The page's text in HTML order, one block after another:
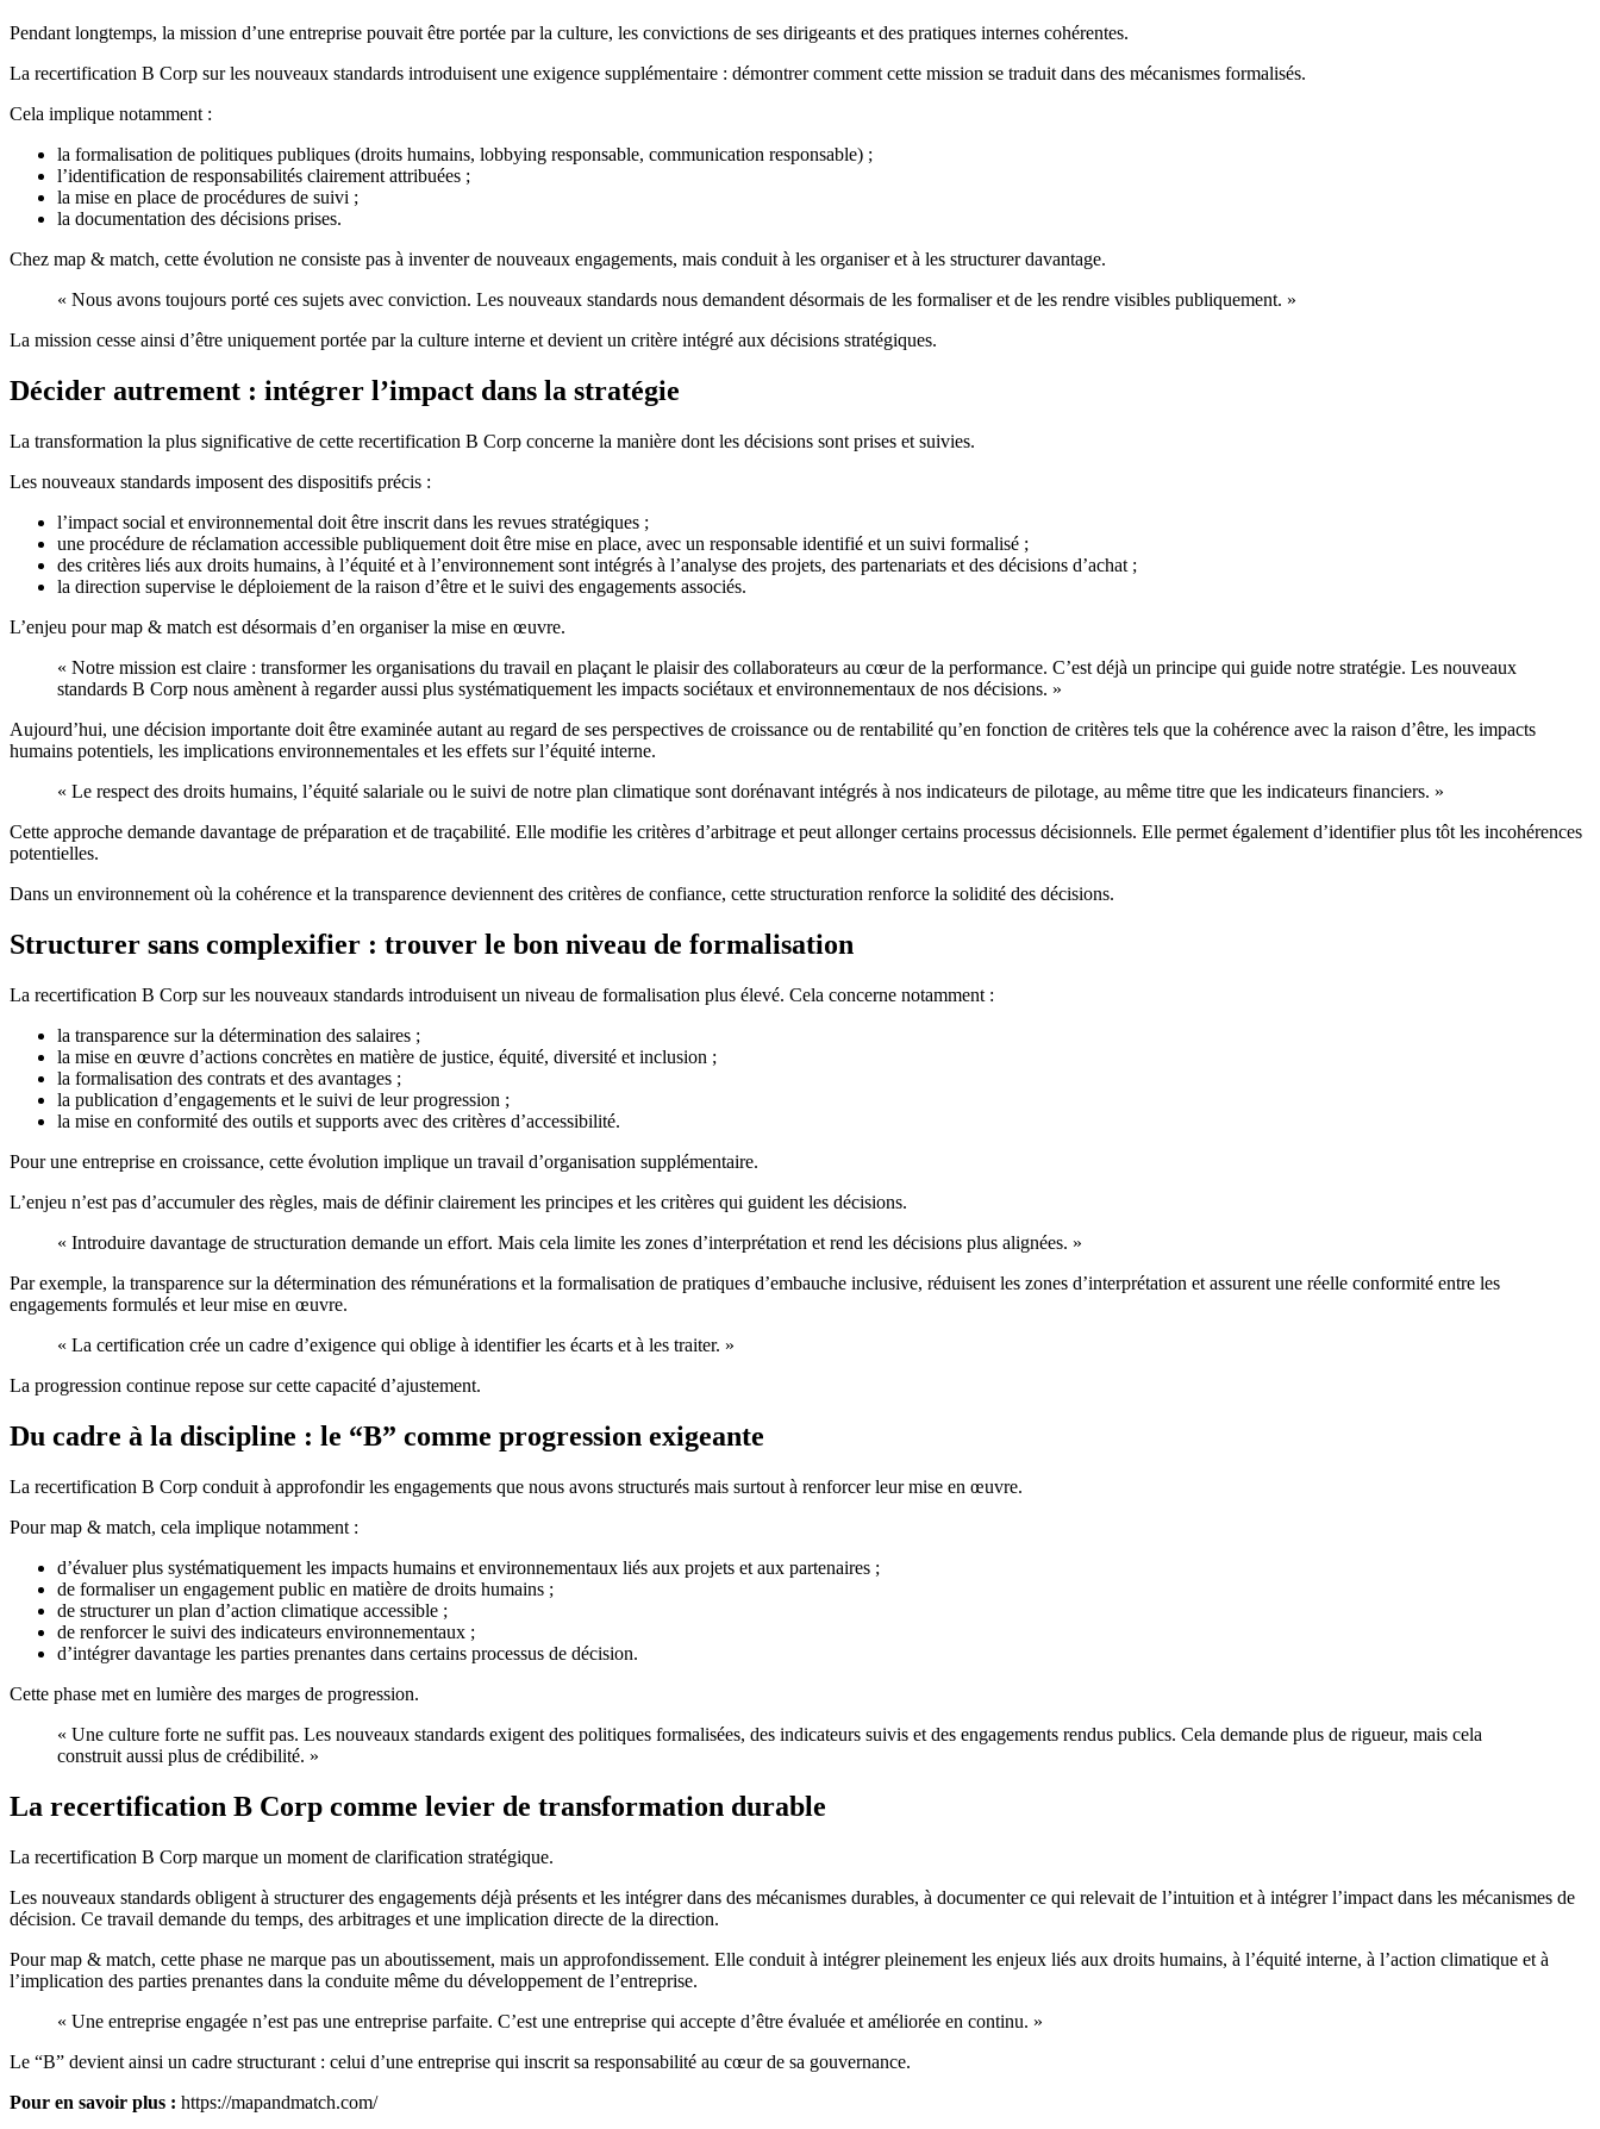
Pendant longtemps, la mission d’une entreprise pouvait être portée par la culture, les convictions de ses dirigeants et des pratiques internes cohérentes.
La recertification B Corp sur les nouveaux standards introduisent une exigence supplémentaire : démontrer comment cette mission se traduit dans des mécanismes formalisés.
Cela implique notamment :
la formalisation de politiques publiques (droits humains, lobbying responsable, communication responsable) ;
l’identification de responsabilités clairement attribuées ;
la mise en place de procédures de suivi ;
la documentation des décisions prises.
Chez map & match, cette évolution ne consiste pas à inventer de nouveaux engagements, mais conduit à les organiser et à les structurer davantage.
« Nous avons toujours porté ces sujets avec conviction. Les nouveaux standards nous demandent désormais de les formaliser et de les rendre visibles publiquement. »
La mission cesse ainsi d’être uniquement portée par la culture interne et devient un critère intégré aux décisions stratégiques.
Décider autrement : intégrer l’impact dans la stratégie
La transformation la plus significative de cette recertification B Corp concerne la manière dont les décisions sont prises et suivies.
Les nouveaux standards imposent des dispositifs précis :
l’impact social et environnemental doit être inscrit dans les revues stratégiques ;
une procédure de réclamation accessible publiquement doit être mise en place, avec un responsable identifié et un suivi formalisé ;
des critères liés aux droits humains, à l’équité et à l’environnement sont intégrés à l’analyse des projets, des partenariats et des décisions d’achat ;
la direction supervise le déploiement de la raison d’être et le suivi des engagements associés.
L’enjeu pour map & match est désormais d’en organiser la mise en œuvre.
« Notre mission est claire : transformer les organisations du travail en plaçant le plaisir des collaborateurs au cœur de la performance. C’est déjà un principe qui guide notre stratégie. Les nouveaux
standards B Corp nous amènent à regarder aussi plus systématiquement les impacts sociétaux et environnementaux de nos décisions. »
Aujourd’hui, une décision importante doit être examinée autant au regard de ses perspectives de croissance ou de rentabilité qu’en fonction de critères tels que la cohérence avec la raison d’être, les impacts
humains potentiels, les implications environnementales et les effets sur l’équité interne.
« Le respect des droits humains, l’équité salariale ou le suivi de notre plan climatique sont dorénavant intégrés à nos indicateurs de pilotage, au même titre que les indicateurs financiers. »
Cette approche demande davantage de préparation et de traçabilité. Elle modifie les critères d’arbitrage et peut allonger certains processus décisionnels. Elle permet également d’identifier plus tôt les incohérences
potentielles.
Dans un environnement où la cohérence et la transparence deviennent des critères de confiance, cette structuration renforce la solidité des décisions.
Structurer sans complexifier : trouver le bon niveau de formalisation
La recertification B Corp sur les nouveaux standards introduisent un niveau de formalisation plus élevé. Cela concerne notamment :
la transparence sur la détermination des salaires ;
la mise en œuvre d’actions concrètes en matière de justice, équité, diversité et inclusion ;
la formalisation des contrats et des avantages ;
la publication d’engagements et le suivi de leur progression ;
la mise en conformité des outils et supports avec des critères d’accessibilité.
Pour une entreprise en croissance, cette évolution implique un travail d’organisation supplémentaire.
L’enjeu n’est pas d’accumuler des règles, mais de définir clairement les principes et les critères qui guident les décisions.
« Introduire davantage de structuration demande un effort. Mais cela limite les zones d’interprétation et rend les décisions plus alignées. »
Par exemple, la transparence sur la détermination des rémunérations et la formalisation de pratiques d’embauche inclusive, réduisent les zones d’interprétation et assurent une réelle conformité entre les
engagements formulés et leur mise en œuvre.
« La certification crée un cadre d’exigence qui oblige à identifier les écarts et à les traiter. »
La progression continue repose sur cette capacité d’ajustement.
Du cadre à la discipline : le “B” comme progression exigeante
La recertification B Corp conduit à approfondir les engagements que nous avons structurés mais surtout à renforcer leur mise en œuvre.
Pour map & match, cela implique notamment :
d’évaluer plus systématiquement les impacts humains et environnementaux liés aux projets et aux partenaires ;
de formaliser un engagement public en matière de droits humains ;
de structurer un plan d’action climatique accessible ;
de renforcer le suivi des indicateurs environnementaux ;
d’intégrer davantage les parties prenantes dans certains processus de décision.
Cette phase met en lumière des marges de progression.
« Une culture forte ne suffit pas. Les nouveaux standards exigent des politiques formalisées, des indicateurs suivis et des engagements rendus publics. Cela demande plus de rigueur, mais cela
construit aussi plus de crédibilité. »
La recertification B Corp comme levier de transformation durable
La recertification B Corp marque un moment de clarification stratégique.
Les nouveaux standards obligent à structurer des engagements déjà présents et les intégrer dans des mécanismes durables, à documenter ce qui relevait de l’intuition et à intégrer l’impact dans les mécanismes de
décision. Ce travail demande du temps, des arbitrages et une implication directe de la direction.
Pour map & match, cette phase ne marque pas un aboutissement, mais un approfondissement. Elle conduit à intégrer pleinement les enjeux liés aux droits humains, à l’équité interne, à l’action climatique et à
l’implication des parties prenantes dans la conduite même du développement de l’entreprise.
« Une entreprise engagée n’est pas une entreprise parfaite. C’est une entreprise qui accepte d’être évaluée et améliorée en continu. »
Le “B” devient ainsi un cadre structurant : celui d’une entreprise qui inscrit sa responsabilité au cœur de sa gouvernance.
Pour en savoir plus : https://mapandmatch.com/